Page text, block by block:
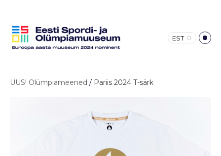
EST
UUS! Olümpiameened / Pariis 2024 T-särk